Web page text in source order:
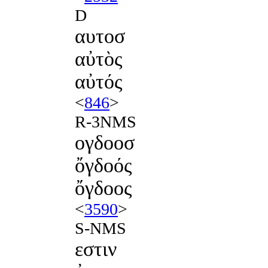
D
αυτοσ
αὐτὸς
αὐτός
<846>
R-3NMS
ογδοοσ
ὄγδοός
ὄγδοος
<3590>
S-NMS
εστιν